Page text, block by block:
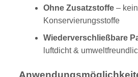
Ohne Zusatzstoffe–
Konservierungsstoffe
Wiederverschließbare
luftdicht &